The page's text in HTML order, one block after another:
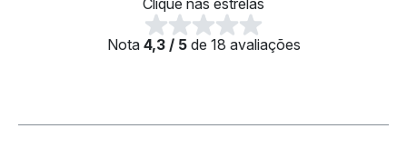
Clique nas estrelas
Nota 4,3 / 5de 18 avaliações